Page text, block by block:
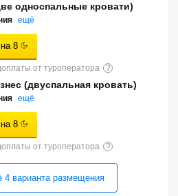
односпальные кровати)
ещё
на 8
от туроператора ?
(двуспальная кровать)
ещё
на 8
от туроператора ?
4 вариантаразмещения